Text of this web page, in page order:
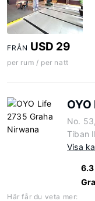
FRÅN USD 29
per rum / per natt
No.
Tiban
Visa
6.3
Här får du veta mer: